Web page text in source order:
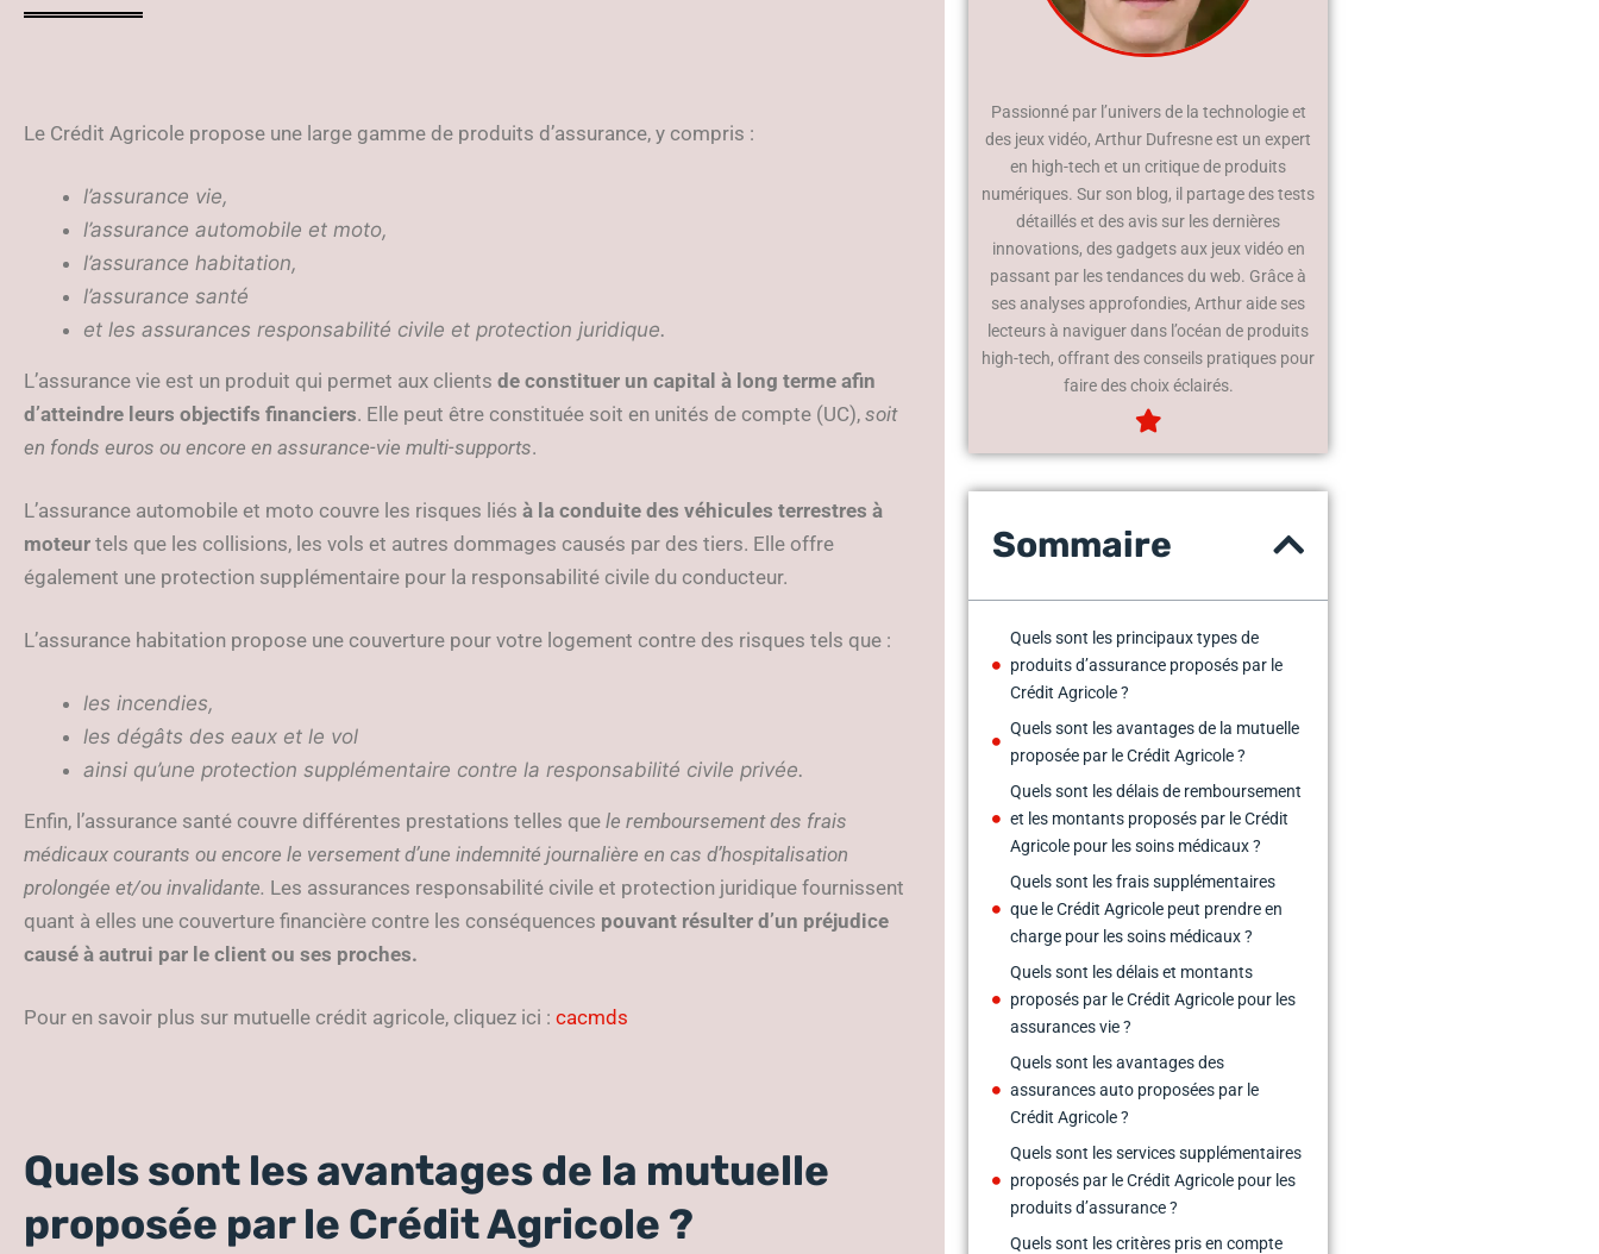
Le Crédit Agricole propose une large gamme de produits d’assurance, y compris :
l’assurance vie,
l’assurance automobile et moto,
l’assurance habitation,
l’assurance santé
et les assurances responsabilité civile et protection juridique.
L’assurance vie est un produit qui permet aux clients de constituer un capital à long terme afin
d’atteindre leurs objectifs financiers. Elle peut être constituée soit en unités de compte (UC), soit
en fonds euros ou encore en assurance-vie multi-supports.
L’assurance automobile et moto couvre les risques liés à la conduite des véhicules terrestres à
moteur tels que les collisions, les vols et autres dommages causés par des tiers. Elle offre
également une protection supplémentaire pour la responsabilité civile du conducteur.
L’assurance habitation propose une couverture pour votre logement contre des risques tels que :
les incendies,
les dégâts des eaux et le vol
ainsi qu’une protection supplémentaire contre la responsabilité civile privée.
Enfin, l’assurance santé couvre différentes prestations telles que le remboursement des frais
médicaux courants ou encore le versement d’une indemnité journalière en cas d’hospitalisation
prolongée et/ou invalidante. Les assurances responsabilité civile et protection juridique fournissent
quant à elles une couverture financière contre les conséquences pouvant résulter d’un préjudice
causé à autrui par le client ou ses proches.
Pour en savoir plus sur mutuelle crédit agricole, cliquez ici : cacmds
Quels sont les avantages de la mutuelle
proposée par le Crédit Agricole ?
Passionné par l’univers de la technologie et
des jeux vidéo, Arthur Dufresne est un expert
en high-tech et un critique de produits
numériques. Sur son blog, il partage des tests
détaillés et des avis sur les dernières
innovations, des gadgets aux jeux vidéo en
passant par les tendances du web. Grâce à
ses analyses approfondies, Arthur aide ses
lecteurs à naviguer dans l’océan de produits
high-tech, offrant des conseils pratiques pour
faire des choix éclairés.
Sommaire
Quels sont les principaux types de
produits d’assurance proposés par le
Crédit Agricole ?
Quels sont les avantages de la mutuelle
proposée par le Crédit Agricole ?
Quels sont les délais de remboursement
et les montants proposés par le Crédit
Agricole pour les soins médicaux ?
Quels sont les frais supplémentaires
que le Crédit Agricole peut prendre en
charge pour les soins médicaux ?
Quels sont les délais et montants
proposés par le Crédit Agricole pour les
assurances vie ?
Quels sont les avantages des
assurances auto proposées par le
Crédit Agricole ?
Quels sont les services supplémentaires
proposés par le Crédit Agricole pour les
produits d’assurance ?
Quels sont les critères pris en compte